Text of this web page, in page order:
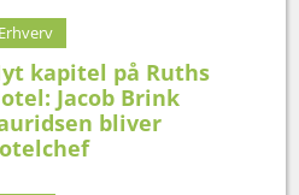
Erhverv
kapitel på Ruths
Jacob Brink
bliver